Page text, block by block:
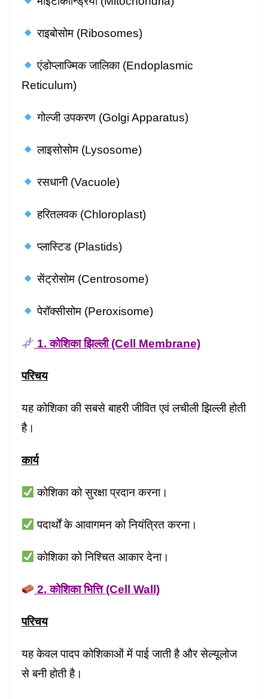
राइबोसोम (Ribosomes)
एंडोप्लाज्मिक जालिका (Endoplasmic
Reticulum)
गोल्जी उपकरण (Golgi Apparatus)
लाइसोसोम (Lysosome)
रसधानी (Vacuole)
हरितलवक (Chloroplast)
प्लास्टिड (Plastids)
सेंट्रोसोम (Centrosome)
पेरॉक्सीसोम (Peroxisome)
1. कोशिका झिल्ली (Cell Membrane)
परिचय
यह कोशिका की सबसे बाहरी जीवित एवं लचीली झिल्ली होती
है।
कार्य
कोशिका को सुरक्षा प्रदान करना।
पदार्थों के आवागमन को नियंत्रित करना।
कोशिका को निश्चित आकार देना।
2. कोशिका भित्ति (Cell Wall)
परिचय
यह केवल पादप कोशिकाओं में पाई जाती है और सेल्यूलोज
से बनी होती है।